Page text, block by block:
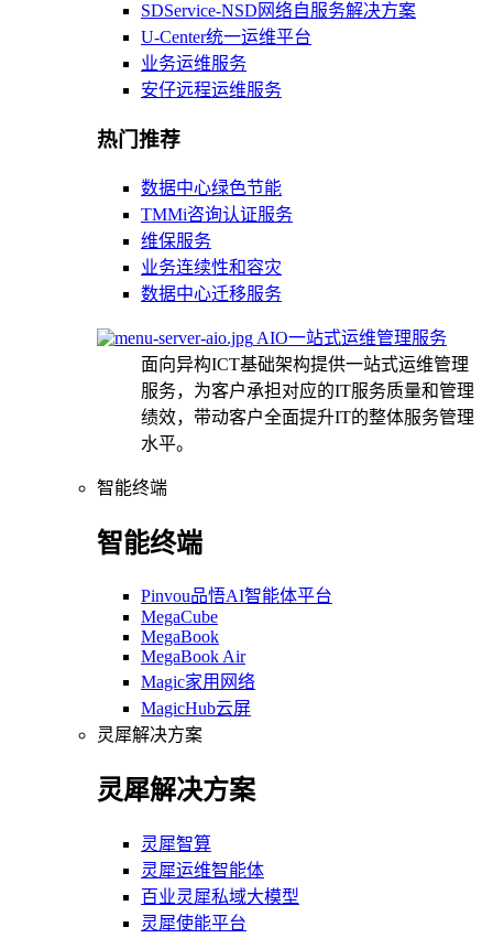
SDService-NSD网络自服务解决方案
U-Center统一运维平台
业务运维服务
安仔远程运维服务
热门推荐
数据中心绿色节能
TMMi咨询认证服务
维保服务
业务连续性和容灾
数据中心迁移服务
AIO一站式运维管理服务
面向异构ICT基础架构提供一站式运维管理
服务，为客户承担对应的IT服务质量和管理
绩效，带动客户全面提升IT的整体服务管理
水平。
智能终端
智能终端
Pinvou品悟AI智能体平台
MegaCube
MegaBook
MegaBook Air
Magic家用网络
MagicHub云屏
灵犀解决方案
灵犀解决方案
灵犀智算
灵犀运维智能体
百业灵犀私域大模型
灵犀使能平台